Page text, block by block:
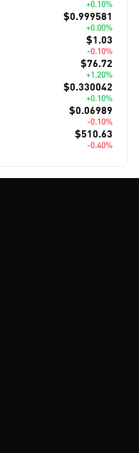
+0.10%
$0.999581
+0.00%
$1.03
-0.10%
$76.72
+1.20%
$0.330042
+0.10%
$0.06989
-0.10%
$510.63
-0.40%